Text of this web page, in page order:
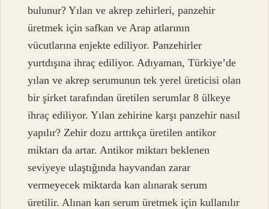
bulunur? Yılan ve akrep zehirleri, panzehir
üretmek için safkan ve Arap atlarının
vücutlarına enjekte ediliyor. Panzehirler
yurtdışına ihraç ediliyor. Adıyaman, Türkiye’de
yılan ve akrep serumunun tek yerel üreticisi olan
bir şirket tarafından üretilen serumlar 8 ülkeye
ihraç ediliyor. Yılan zehirine karşı panzehir nasıl
yapılır? Zehir dozu arttıkça üretilen antikor
miktarı da artar. Antikor miktarı beklenen
seviyeye ulaştığında hayvandan zarar
vermeyecek miktarda kan alınarak serum
üretilir. Alınan kan serum üretmek için kullanılır